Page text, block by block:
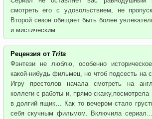
смотреть его с удовольствием, не
Второй сезон обещает быть более
и мистическим.
Рецензия от Trita
Фэнтези не люблю, особенно
какой-нибудь фильмец, но чтоб подсесть на
Игру престолов начала смотреть на
коллеги с работы и, прямо
в долгий ящик… Как то вечером стало
себя скучным фильмом. Включила